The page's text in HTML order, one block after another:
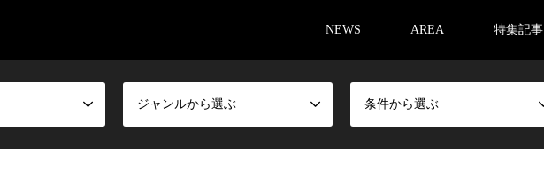
NEWS AREA 特集記事
ジャンルから選ぶ 条件から選ぶ